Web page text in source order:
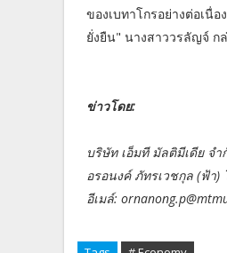
ของเบทาโกรอย่างต่อเนื่
ยั่งยืน" นางสาววรลัญจ์ ก
ข่าวโดย:
บริษัท เอ็มที มัลติมีเดีย จำ
อรอนงค์ ภัทรเวชกุล (ฟ้า)
อีเมล์: